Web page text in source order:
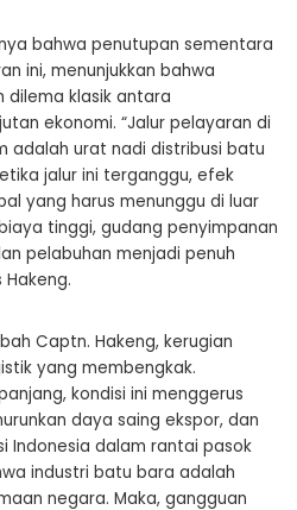
bahwa penutupan sementara
ini, menunjukkan bahwa
klasik antara
ekonomi. “Jalur pelayaran di
adalah urat nadi distribusi batu
jalur ini terganggu, efek
yang harus menunggu di luar
tinggi, gudang penyimpanan
pelabuhan menjadi penuh
Hakeng.
Captn. Hakeng, kerugian
yang membengkak.
kondisi ini menggerus
daya saing ekspor, dan
Indonesia dalam rantai pasok
industri batu bara adalah
negara. Maka, gangguan